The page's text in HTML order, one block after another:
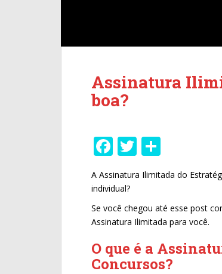
Assinatura
boa?
F
ac
e
b
o
o
k
T
w
itt
er
h
ar
e
A Assinatura Ilimitada do
individual?
Se você chegou até esse post
Assinatura Ilimitada para você.
O que é a
Concursos?